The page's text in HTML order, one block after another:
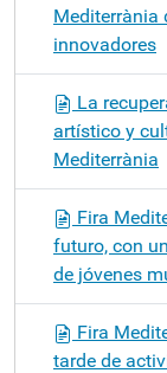
Mediterrània
innovadores
La
artístico y
Mediterrània
Fira
futuro, con
de jóvenes
Fira
tarde de